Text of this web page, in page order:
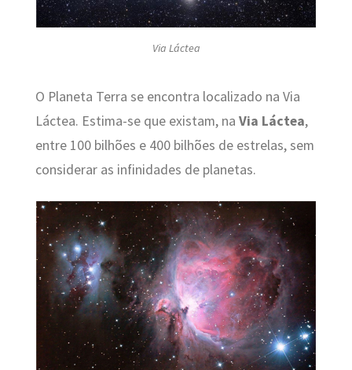
Via Láctea
O Planeta Terra se encontra localizado na Via
Láctea. Estima-se que existam, na Via Láctea,
entre 100 bilhões e 400 bilhões de estrelas, sem
considerar as infinidades de planetas.